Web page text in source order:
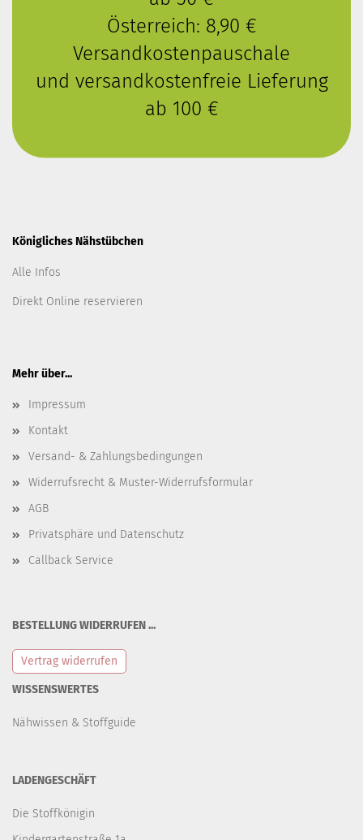
Österreich: 8,90 €
Versandkostenpauschale
und versandkostenfreie Lieferung
ab 100 €
Königliches Nähstübchen
Alle Infos
Direkt Online reservieren
Mehr über...
Impressum
Kontakt
Versand- & Zahlungsbedingungen
Widerrufsrecht & Muster-Widerrufsformular
AGB
Privatsphäre und Datenschutz
Callback Service
BESTELLUNG WIDERRUFEN ...
Vertrag widerrufen
WISSENSWERTES
Nähwissen & Stoffguide
LADENGESCHÄFT
Die Stoffkönigin